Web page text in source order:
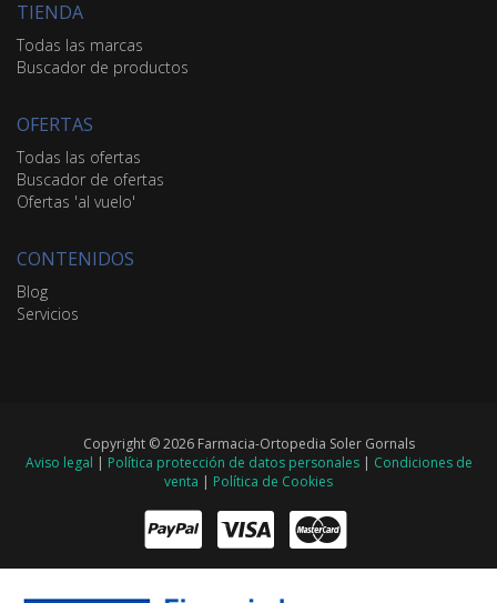
TIENDA
Todas las marcas
Buscador de productos
OFERTAS
Todas las ofertas
Buscador de ofertas
Ofertas 'al vuelo'
CONTENIDOS
Blog
Servicios
Copyright © 2026 Farmacia-Ortopedia Soler Gornals
Aviso legal | Política protección de datos personales| Condiciones de
venta | Política de Cookies